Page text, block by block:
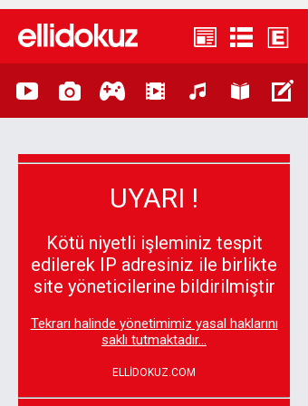
UYARI !
Kötü niyetli işleminiz tespit
edilerek IP adresiniz ile birlikte
site yöneticilerine bildirilmiştir
Tekrarı halinde yönetimimiz yasal haklarını
saklı tutmaktadır...
ELLİDOKUZ.COM